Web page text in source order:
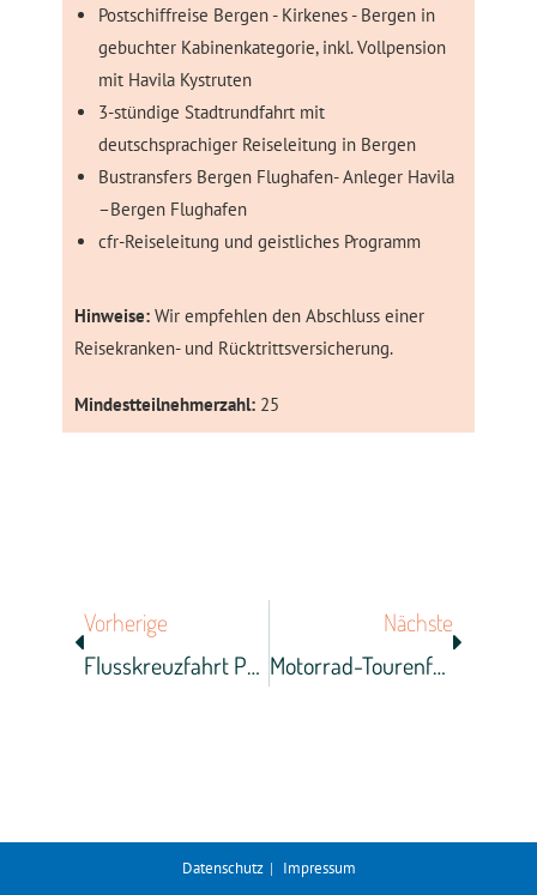
Postschiffreise Bergen - Kirkenes - Bergen in
gebuchter Kabinenkategorie, inkl. Vollpension
mit Havila Kystruten
3-stündige Stadtrundfahrt mit
deutschsprachiger Reiseleitung in Bergen
Bustransfers Bergen Flughafen- Anleger Havila
–Bergen Flughafen
cfr-Reiseleitung und geistliches Programm
Hinweise: Wir empfehlen den Abschluss einer
Reisekranken- und Rücktrittsversicherung.
Mindestteilnehmerzahl: 25
Vorherige
Flusskreuzfahrt Passau-Wien-Budapest-Esztergom-Bratislava-Linz-Passau
Nächste
Motorrad-Tourenfreizeit Region Nürnberg / Altdorf
Datenschutz Impressum